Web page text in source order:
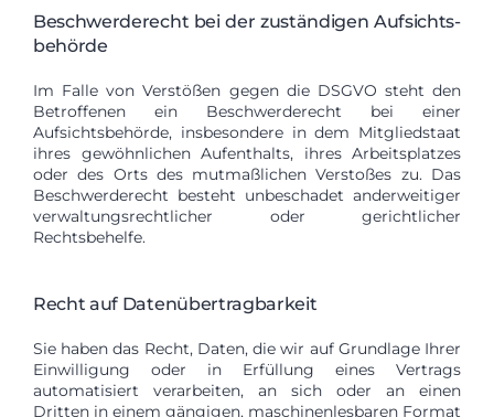
Beschwerde­recht bei der zuständigen Aufsichts­
behörde
Im Falle von Verstößen gegen die DSGVO steht den
Betroffenen ein Beschwerderecht bei einer
Aufsichtsbehörde, insbesondere in dem Mitgliedstaat
ihres gewöhnlichen Aufenthalts, ihres Arbeitsplatzes
oder des Orts des mutmaßlichen Verstoßes zu. Das
Beschwerderecht besteht unbeschadet anderweitiger
verwaltungsrechtlicher oder gerichtlicher
Rechtsbehelfe.
Recht auf Daten­übertrag­barkeit
Sie haben das Recht, Daten, die wir auf Grundlage Ihrer
Einwilligung oder in Erfüllung eines Vertrags
automatisiert verarbeiten, an sich oder an einen
Dritten in einem gängigen, maschinenlesbaren Format